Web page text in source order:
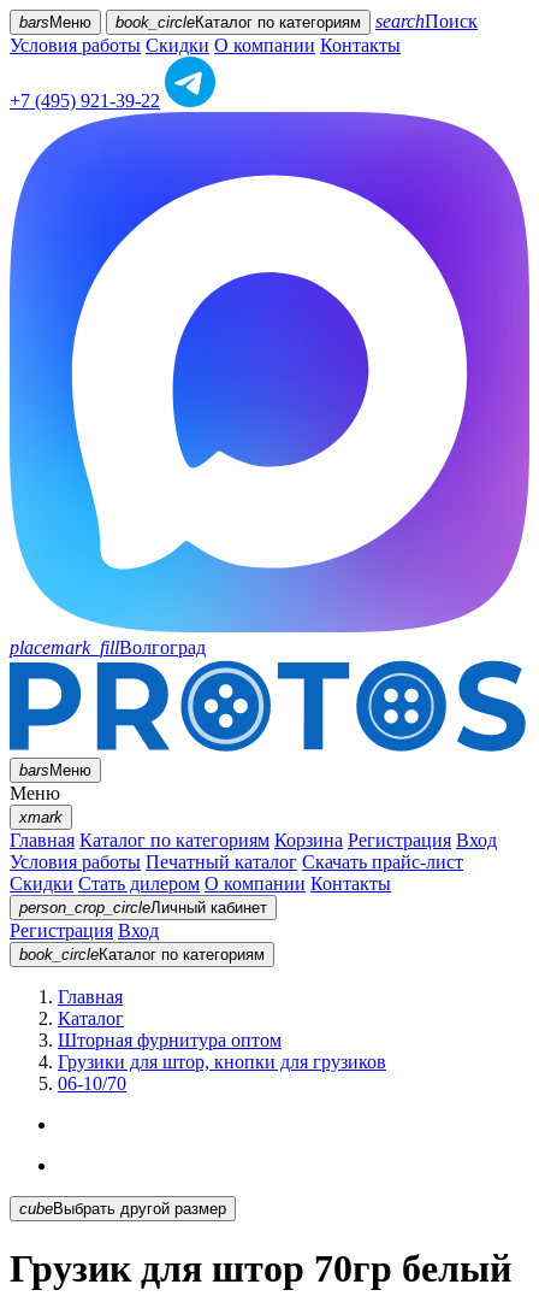
bars Меню book_circleКаталог по категориям searchПоиск
Условия работы Скидки О компании Контакты
+7 (495) 921-39-22
placemark_fillВолгоград
barsМеню
Меню
xmark
Главная Каталог по категориям Корзина Регистрация Вход
Условия работы Печатный каталог Скачать прайс-лист
Скидки Стать дилером О компании Контакты
person_crop_circleЛичный кабинет
Регистрация Вход
book_circleКаталог по категориям
Главная
Каталог
Шторная фурнитура оптом
Грузики для штор, кнопки для грузиков
06-10/70
cubeВыбрать другой размер
Грузик для штор 70гр белый